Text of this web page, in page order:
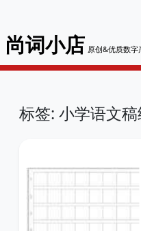
尚词小店 原创&优质数字
标签: 小学语文